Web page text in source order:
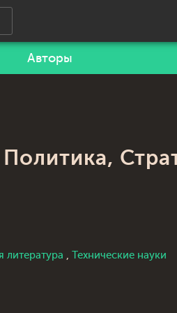
Авторы
литература , Технические науки